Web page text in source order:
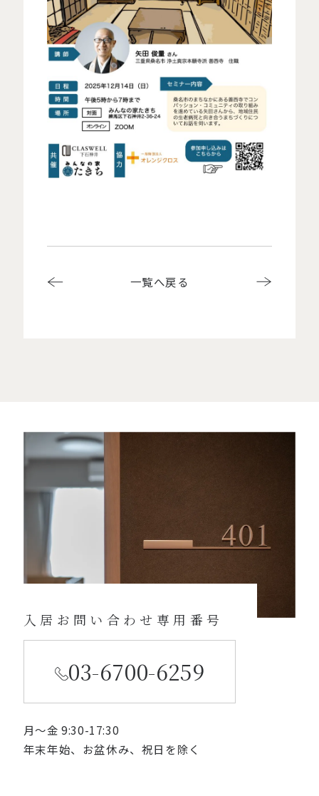
一覧へ戻る
入居お問い合わせ専用番号
03-6700-6259
月〜金 9:30-17:30
年末年始、お盆休み、祝日を除く